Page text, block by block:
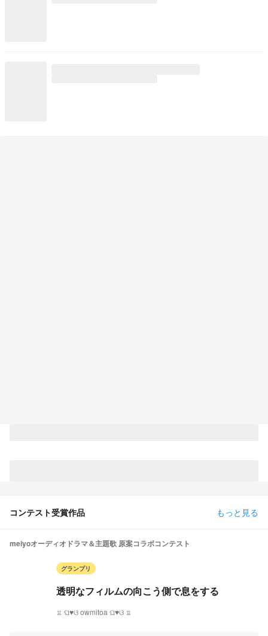
コンテスト受賞作品 もっと見る
meiyoオーディオドラマ＆主題歌 原案コラボコンテスト
グランプリ
透明なフィルムの向こう側で息をする
♖ ଘ♥ଓ owmitoa ଘ♥ଓ ♖